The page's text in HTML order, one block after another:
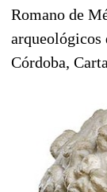
Romano de
arqueológicos
Córdoba,